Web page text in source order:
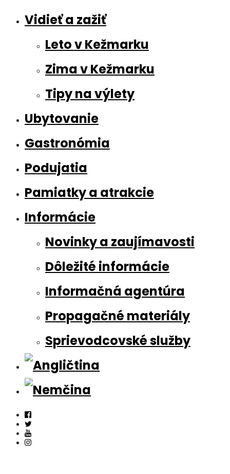
Vidieť a zažiť
Leto v Kežmarku
Zima v Kežmarku
Tipy na výlety
Ubytovanie
Gastronómia
Podujatia
Pamiatky a atrakcie
Informácie
Novinky a zaujímavosti
Dôležité informácie
Informačná agentúra
Propagačné materiály
Sprievodcovské služby